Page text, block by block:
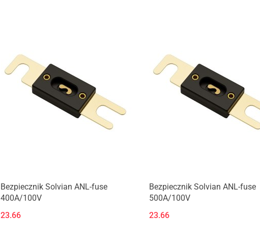
Produkt niedostępny
Bezpiecznik Solvian ANL-fuse
400A/100V
23.66
Bezpiecznik Solvian ANL-fuse
500A/100V
23.66